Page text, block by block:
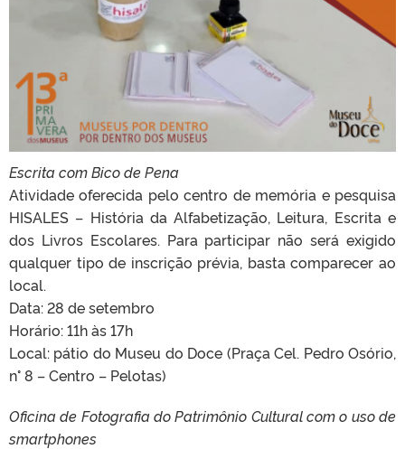
Escrita com Bico de Pena
Atividade oferecida pelo centro de memória e pesquisa
HISALES – História da Alfabetização, Leitura, Escrita e
dos Livros Escolares. Para participar não será exigido
qualquer tipo de inscrição prévia, basta comparecer ao
local.
Data: 28 de setembro
Horário: 11h às 17h
Local: pátio do Museu do Doce (Praça Cel. Pedro Osório,
n° 8 – Centro – Pelotas)
Oficina de Fotografia do Patrimônio Cultural com o uso de
smartphones